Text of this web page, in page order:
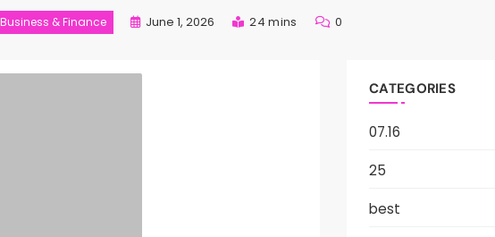
Business & Finance June 1, 2026 24 mins 0
CATEGORIES
07.16
25
best